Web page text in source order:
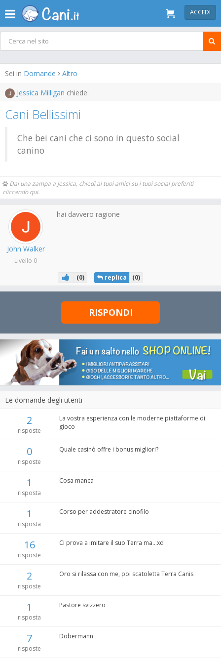
ACCEDI
Sei in Domande Altro
Jessica Milligan chiede:
Cani Bellissimi
Che bei cani che ci sono in questo social
canino
Dai una zampa a Jessica, chiedi ai tuoi amici su i tuoi social preferiti
cliccando qui.
John Walker
Livello 0
hai davvero ragione
(0) replica (0)
RISPONDI
Le domande degli utenti
2
risposte
La vostra esperienza con le moderne piattaforme di
gioco
0
risposte
Quale casinò offre i bonus migliori?
1
risposta
Cosa manca
1
risposta
Corso per addestratore cinofilo
16
risposte
Ci prova a imitare il suo Terra ma...xd
2
risposte
Oro si rilassa con me, poi scatoletta Terra Canis
1
risposta
Pastore svizzero
7
risposte
Dobermann